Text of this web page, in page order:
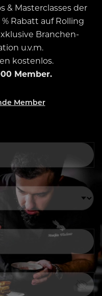
& Masterclasses der
Rabatt auf Rolling
Branchen-
u.v.m.
kostenlos.
Member.
Member